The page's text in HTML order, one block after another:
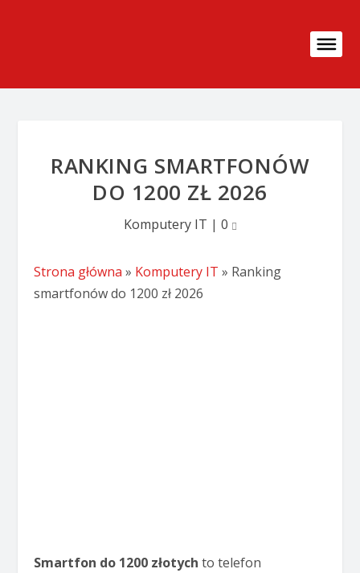
RANKING SMARTFONÓW
DO 1200 ZŁ 2026
Komputery IT | 0
Strona główna » Komputery IT » Ranking
smartfonów do 1200 zł 2026
Smartfon do 1200 złotych to telefon